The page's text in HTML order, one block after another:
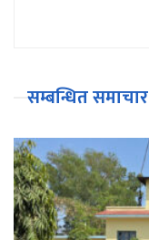
सम्बन्धित समाचार